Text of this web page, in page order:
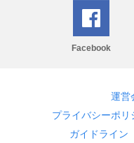
Facebook
運営
プライバシーポリ
ガイドライン